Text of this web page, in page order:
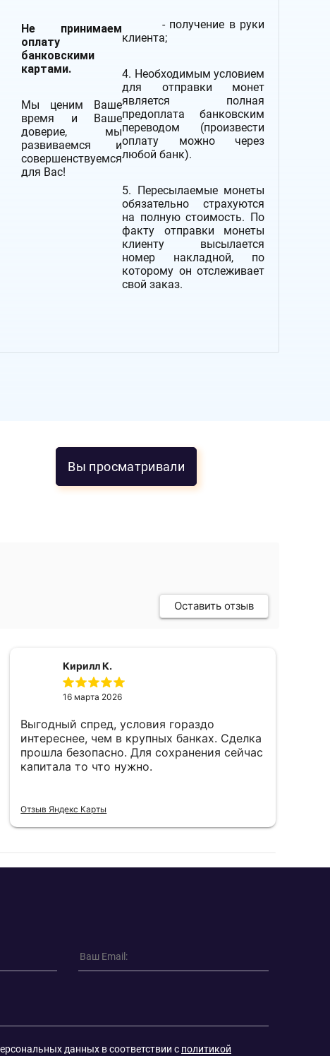
Не принимаем
оплату
банковскими
картами.
Мы ценим Ваше
время и Ваше
доверие, мы
развиваемся и
совершенствуемся
для Вас!
- получение в руки
клиента;
4. Необходимым условием
для отправки монет
является полная
предоплата банковским
переводом (произвести
оплату можно через
любой банк).
5. Пересылаемые монеты
обязательно страхуются
на полную стоимость. По
факту отправки монеты
клиенту высылается
номер накладной, по
которому он отслеживает
свой заказ.
Вы просматривали
Оставить отзыв
Кирилл К.
16 марта 2026
Выгодный спред, условия гораздо
интереснее, чем в крупных банках. Сделка
прошла безопасно. Для сохранения сейчас
капитала то что нужно.
Отзыв Яндекс Карты
данных в соответствии с политикой